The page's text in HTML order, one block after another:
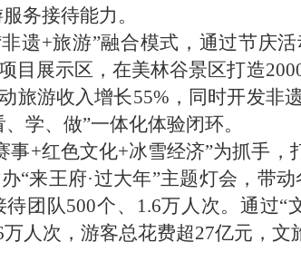
务接待能力。
遗+旅游”融合模式，通过节庆
目展示区，在美林谷景区打造
旅游收入增长55%，同时开发非
学、做”一体化体验闭环。
事+红色文化+冰雪经济”为抓手
“来王府·过大年”主题灯会，带
团队500个、1.6万人次。通过“
人次，游客总花费超27亿元，文